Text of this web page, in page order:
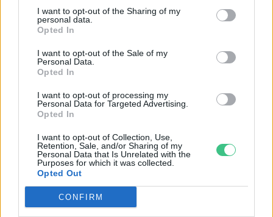
I want to opt-out of the Sharing of my
personal data.
Opted In
I want to opt-out of the Sale of my
Personal Data.
Opted In
I want to opt-out of processing my
Personal Data for Targeted Advertising.
Opted In
I want to opt-out of Collection, Use,
Retention, Sale, and/or Sharing of my
Personal Data that Is Unrelated with the
Purposes for which it was collected.
Opted Out
CONFIRM
Állatgázolások: a szándékos
elütésektől a szándékos vakságig –
Utak és élővilág, 2. rész
Pribéli Levente
Ne tekintsük járulékos
millióit! – Utak és élővilág 1. rész
Pribéli Levente